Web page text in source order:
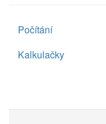
Počítání
Kalkulačky